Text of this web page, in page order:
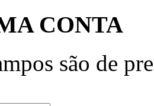
CONTA
são de